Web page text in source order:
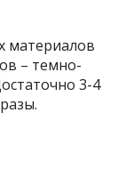
материалов
– темно-
3-4